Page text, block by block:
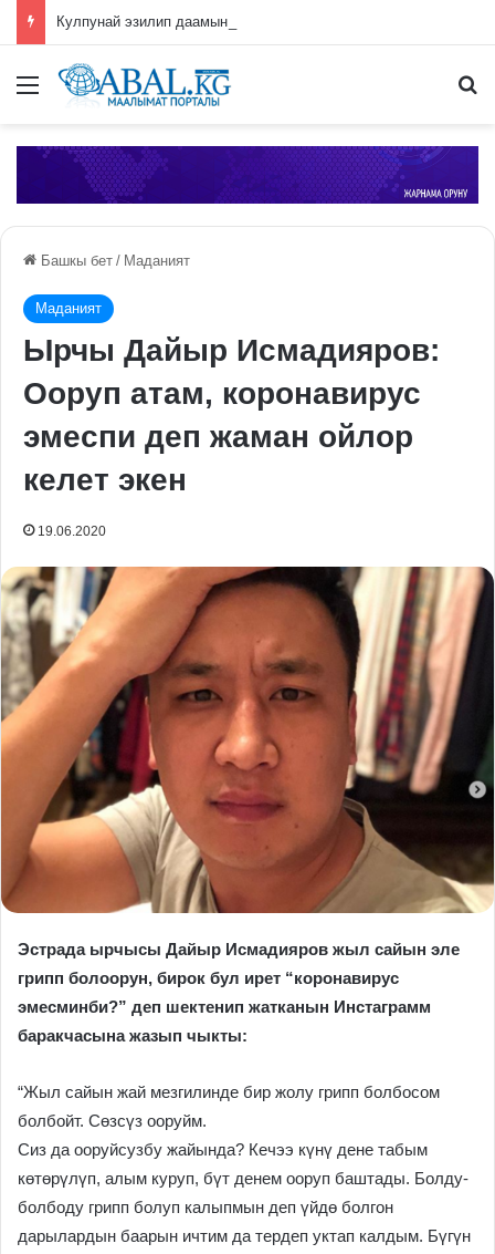
Меню
Башкы бет / Маданият
Маданият
Ырчы Дайыр Исмадияров:
Ооруп атам, коронавирус
эмеспи деп жаман ойлор
келет экен
19.06.2020
Эстрада ырчысы Дайыр Исмадияров жыл сайын эле
грипп болоорун, бирок бул ирет “коронавирус
эмесминби?” деп шектенип жатканын Инстаграмм
баракчасына жазып чыкты:
“Жыл сайын жай мезгилинде бир жолу грипп болбосом
болбойт. Сөзсүз ооруйм.
Сиз да ооруйсузбу жайында? Кечээ күнү дене табым
көтөрүлүп, алым куруп, бүт денем ооруп баштады. Болду-
болбоду грипп болуп калыпмын деп үйдө болгон
дарылардын баарын ичтим да тердеп уктап калдым. Бүгүн